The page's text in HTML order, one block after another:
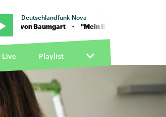
Deutschlandfunk Nova
· "Mein Babe" von Baumgart
Live Playlist